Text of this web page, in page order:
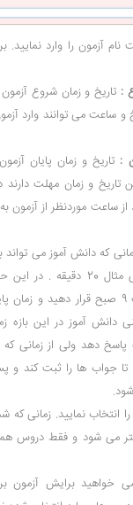
آزمون را وارد نمایید.
: تاریخ و زمان شروع آزمون
و ساعت می توانند وارد
: تاریخ و زمان پایان
تاریخ و زمان مهلت دارند
ساعت موردنظر از آزمون
که دانش آموز می تواند
را مشخص نمایید . برای مثال
آزمون را اول آبان ساعت 9 صبح قرار
یعنی دانش آموز در این
دهد ولی از زمانی
دارد تا جواب ها را ثبت کند
انتخاب نمایید. زمانی که
می شود و فقط دروس
خواهید برایش آزمون